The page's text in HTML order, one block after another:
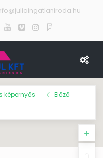
képernyős
Előző